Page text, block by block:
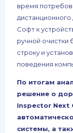
время
Софт к
ручной очистки
строку и
поведения
По итогам
решение о
Inspector Next
системы, а